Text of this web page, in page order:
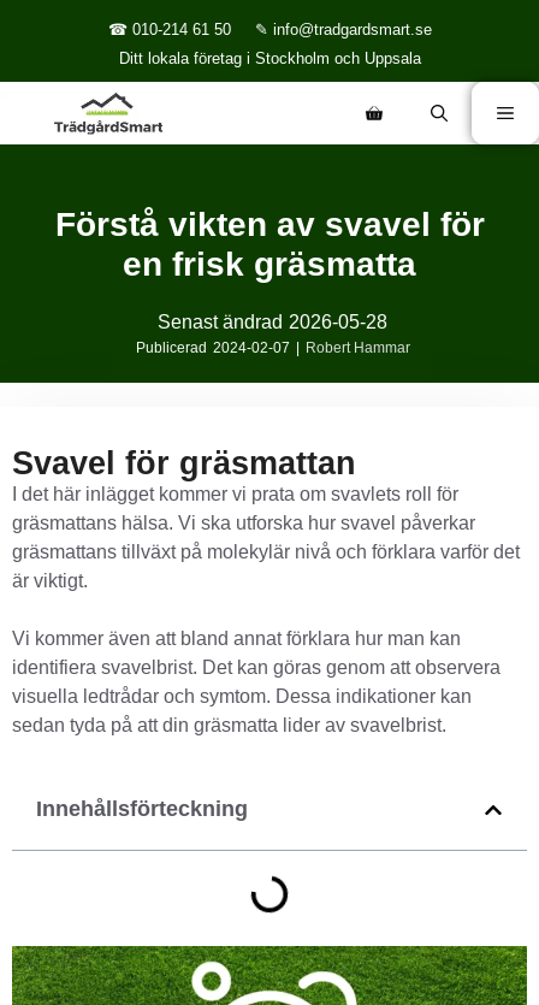
☎ 010-214 61 50
✎ info@tradgardsmart.se
Ditt lokala företag i Stockholm och Uppsala
Förstå vikten av svavel för
en frisk gräsmatta
Senast ändrad 2026-05-28
Publicerad 2024-02-07 Robert Hammar
Svavel för gräsmattan
I det här inlägget kommer vi prata om svavlets roll för
gräsmattans hälsa. Vi ska utforska hur svavel påverkar
gräsmattans tillväxt på molekylär nivå och förklara varför det
är viktigt.
Vi kommer även att bland annat förklara hur man kan
identifiera svavelbrist. Det kan göras genom att observera
visuella ledtrådar och symtom. Dessa indikationer kan
sedan tyda på att din gräsmatta lider av svavelbrist.
Innehållsförteckning